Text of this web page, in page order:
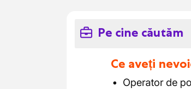
Pe cine căutăm
Ce aveți
Operator de